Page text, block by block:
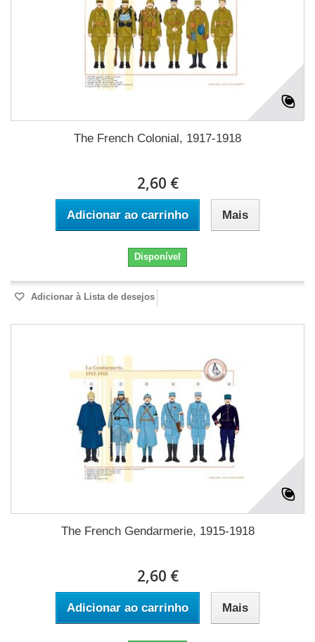
The French Colonial, 1917-1918
2,60 €
Adicionar ao carrinho Mais
Disponível
Adicionar à Lista de desejos
The French Gendarmerie, 1915-1918
2,60 €
Adicionar ao carrinho Mais